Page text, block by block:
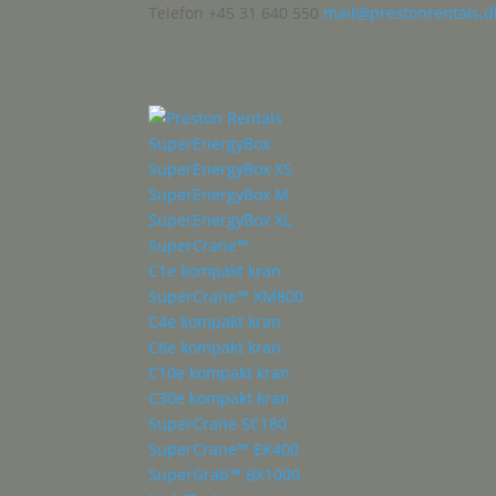
Telefon +45 31 640 550
SuperEnergyBox
SuperEnergyBox XS
SuperEnergyBox M
SuperEnergyBox XL
SuperCrane™
C1e kompakt kran
SuperCrane™ XM800
C4e kompakt kran
C6e kompakt kran
C10e kompakt kran
C30e kompakt kran
SuperCrane SC180
SuperCrane™ EK400
SuperGrab™ BX1000